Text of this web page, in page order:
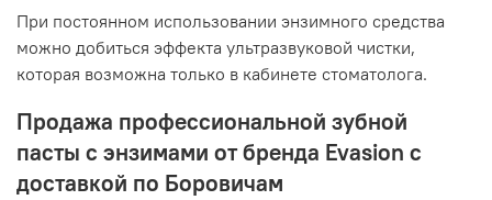
При постоянном использовании энзимного средства
можно добиться эффекта ультразвуковой чистки,
которая возможна только в кабинете стоматолога.
Продажа профессиональной зубной
пасты с энзимами от бренда Evasion с
доставкой по Боровичам